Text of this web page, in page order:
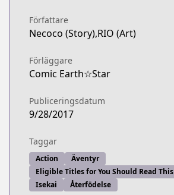
Författare
Necoco (Story),RIO (Art)
Förläggare
Comic Earth☆Star
Publiceringsdatum
9/28/2017
Taggar
Action
Äventyr
Eligible Titles for You Should Read This
Isekai
Återfödelse